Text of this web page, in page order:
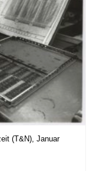
(T&N), Januar